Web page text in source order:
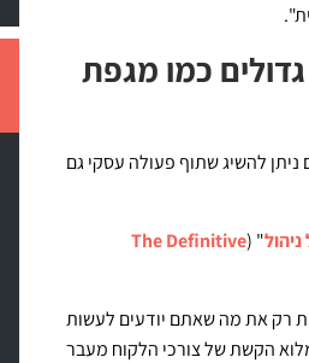
כמו מגפת
להשיג שתוף פעולה עסקי גם
" (
The Definitive
רק את מה שאתם יודעים לעשות
הקשת של צורכי הלקוח מעבר